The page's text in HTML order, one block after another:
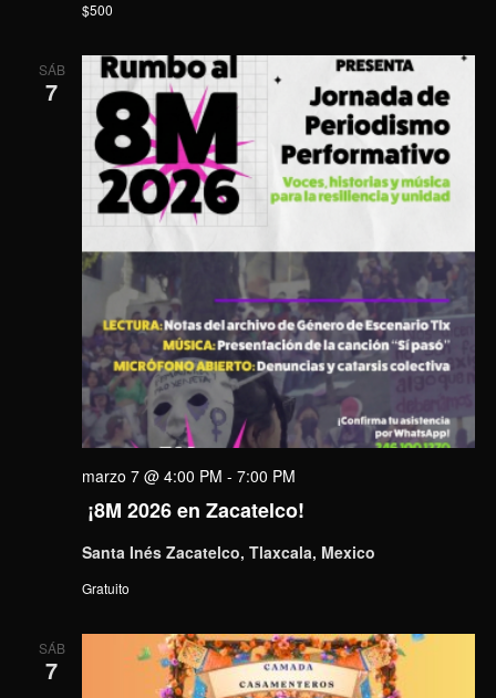
$500
SÁB
7
¡8M 2026 en Zacatelco!
marzo 7 @ 4:00 PM - 7:00 PM
Santa Inés Zacatelco, Tlaxcala, Mexico
Gratuito
SÁB
7